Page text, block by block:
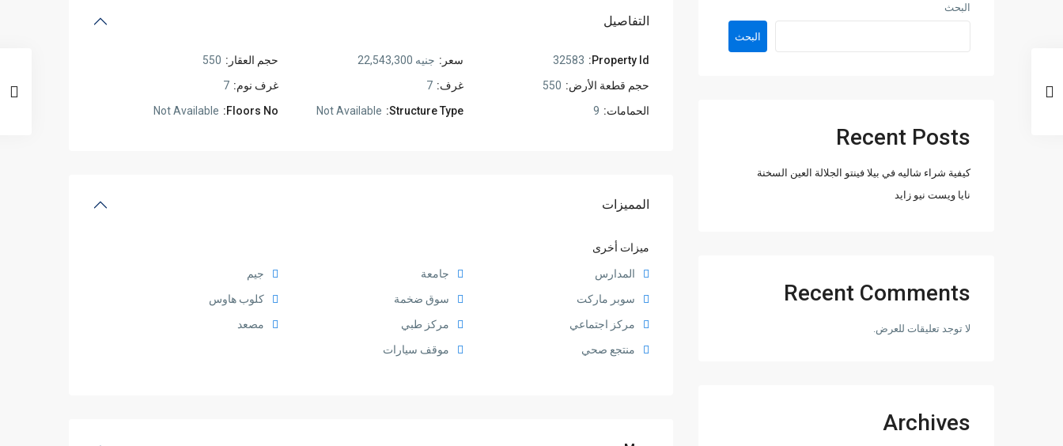
التفاصيل
Property Id:
32583 سعر: جنيه 22,543,300 حجم العقار: 550
حجم قطعة الأرض: 550 غرف: 7 غرف نوم: 7
الحمامات: 9
Structure Type:
Not Available
Floors No:
Not Available
المميزات
ميزات أخرى
المدارس جامعة
جيم
سوبر ماركت
سوق ضخمة
كلوب هاوس
مركز اجتماعي
مركز طبي
مصعد
منتجع صحي
موقف سيارات
البحث
البحث
Recent Posts
كيفية شراء شاليه في بيلا فينتو الجلالة العين السخنة
نايا ويست نيو زايد
Recent Comments
لا توجد تعليقات للعرض.
Archives